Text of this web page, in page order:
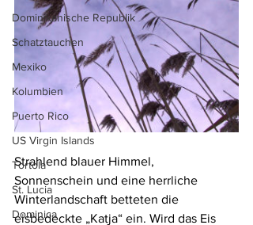
Dominikanische Republik
Schatztauchen
Mexiko
Kolumbien
Puerto Rico
US Virgin Islands
Tortola
St. Lucia
Dominica
Strahlend blauer Himmel,
Sonnenschein und eine herrliche
Winterlandschaft betteten die
eisbedeckte „Katja“ ein. Wird das Eis